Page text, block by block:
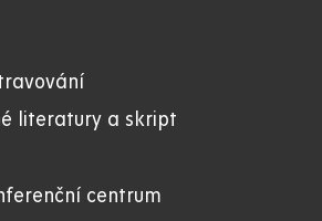
literatury a skript
centrum